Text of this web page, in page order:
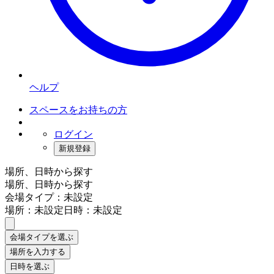
ヘルプ
スペースをお持ちの方
ログイン
新規登録
場所、日時から探す
場所、日時から探す
会場タイプ：未設定
場所：未設定日時：未設定
会場タイプを選ぶ
場所を入力する
日時を選ぶ